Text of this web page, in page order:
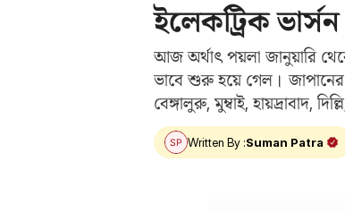
ইলেকট্রিক
আজ অর্থাৎ পয়লা জানুয়ারি
ভাবে শুরু হয়ে গেল। জাপানের
বেঙ্গালুরু, মুম্বাই, হায়দ্রাবাদ,
Written By :Suman Patra